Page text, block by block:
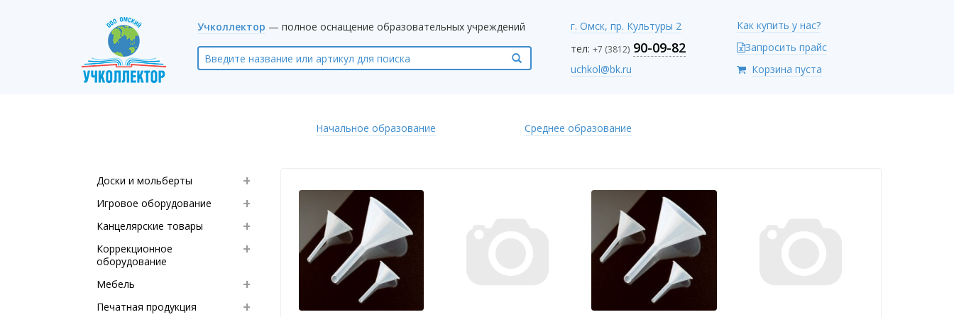
Учколлектор — полное оснащение образовательных учреждений
г. Омск, пр. Культуры 2
тел: +7 (3812) 90-09-82
uchkol@bk.ru
Как купить у нас?
Запросить прайс
Корзина пуста
Начальное образование Среднее образование
Доски и мольберты
Игровое оборудование
Канцелярские товары
Коррекционное
оборудование
Мебель
Печатная продукция